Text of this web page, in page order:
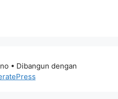
• Dibangun dengan